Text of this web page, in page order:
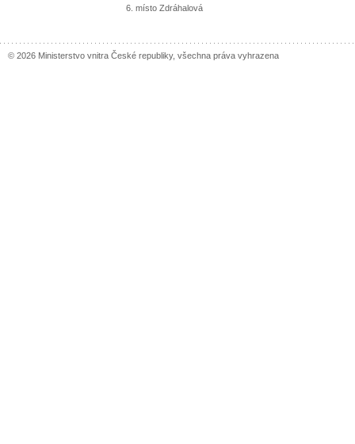
6. místo Zdráhalová
© 2026 Ministerstvo vnitra České republiky, všechna práva vyhrazena